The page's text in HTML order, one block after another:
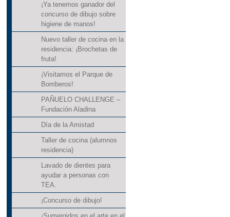
¡Ya tenemos ganador del
concurso de dibujo sobre
higiene de manos!
Nuevo taller de cocina en la
residencia: ¡Brochetas de
fruta!
¡Visitamos el Parque de
Bomberos!
PAÑUELO CHALLENGE –
Fundación Aladina
Día de la Amistad
Taller de cocina (alumnos
residencia)
Lavado de dientes para
ayudar a personas con
TEA.
¡Concurso de dibujo!